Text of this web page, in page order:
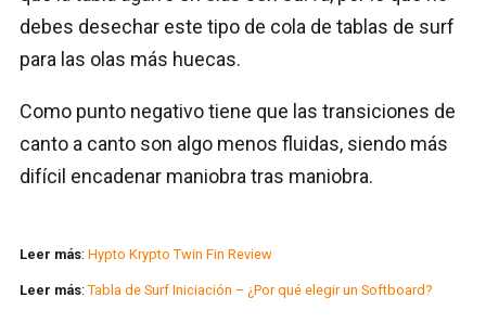
debes desechar este tipo de cola de tablas de surf
para las olas más huecas.
Como punto negativo tiene que las transiciones de
canto a canto son algo menos fluidas, siendo más
difícil encadenar maniobra tras maniobra.
Leer más: Hypto Krypto Twin Fin Review
Leer más: Tabla de Surf Iniciación – ¿Por qué elegir un Softboard?